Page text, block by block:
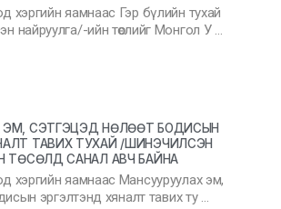
хэргийн яамнаас Гэр бүлийн тухай
найруулга/-ийн төслийг Монгол У …
ЭМ, СЭТГЭЦЭД НӨЛӨӨТ БОДИСЫН
ТАВИХ ТУХАЙ /ШИНЭЧИЛСЭН
ТӨСӨЛД САНАЛ АВЧ БАЙНА
хэргийн яамнаас Мансууруулах эм,
эргэлтэнд хяналт тавих ту …